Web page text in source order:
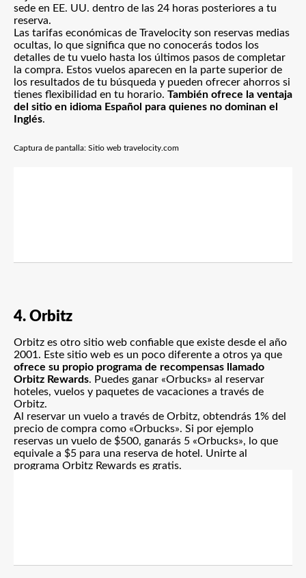
sede en EE. UU. dentro de las 24 horas posteriores a tu
reserva.
Las tarifas económicas de Travelocity son reservas medias
ocultas, lo que significa que no conocerás todos los
detalles de tu vuelo hasta los últimos pasos de completar
la compra. Estos vuelos aparecen en la parte superior de
los resultados de tu búsqueda y pueden ofrecer ahorros si
tienes flexibilidad en tu horario. También ofrece la ventaja
del sitio en idioma Español para quienes no dominan el
Inglés.
Captura de pantalla: Sitio web travelocity.com
4. Orbitz
Orbitz es otro sitio web confiable que existe desde el año
2001. Este sitio web es un poco diferente a otros ya que
ofrece su propio programa de recompensas llamado
Orbitz Rewards. Puedes ganar «Orbucks» al reservar
hoteles, vuelos y paquetes de vacaciones a través de
Orbitz.
Al reservar un vuelo a través de Orbitz, obtendrás 1% del
precio de compra como «Orbucks». Si por ejemplo
reservas un vuelo de $500, ganarás 5 «Orbucks», lo que
equivale a $5 para una reserva de hotel. Unirte al
programa Orbitz Rewards es gratis.